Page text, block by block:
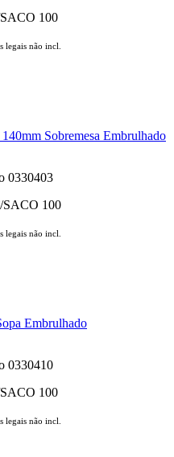
100
legais não incl.
Sobremesa Embrulhado
0330403
SACO 100
legais não incl.
Embrulhado
0330410
100
legais não incl.